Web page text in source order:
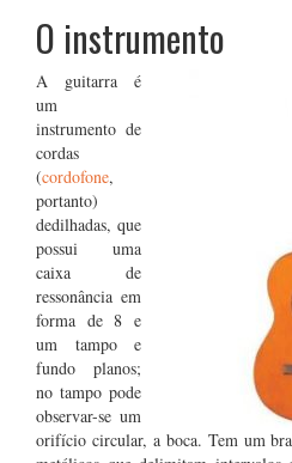
O instrumento
A guitarra é
um
instrumento de
cordas
(cordofone,
portanto)
dedilhadas, que
possui uma
caixa de
ressonância em
forma de 8 e
um tampo e
fundo planos;
no tampo pode
observar-se um
orifício circular, a boca. Tem um